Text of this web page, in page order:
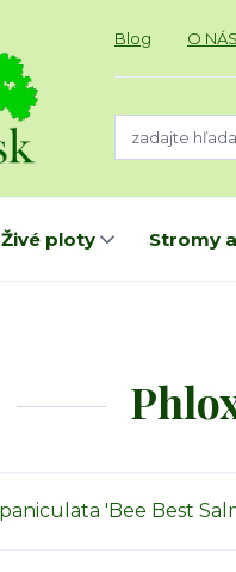
Blog O NÁS
Živé ploty Stromy